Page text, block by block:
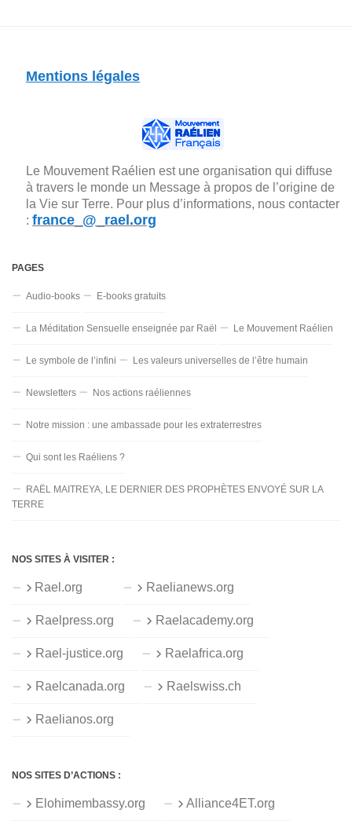
Mentions légales
Le Mouvement Raélien est une organisation qui diffuse
à travers le monde un Message à propos de l’origine de
la Vie sur Terre. Pour plus d’informations, nous contacter
: france_@_rael.org
PAGES
Audio-books E-books gratuits
La Méditation Sensuelle enseignée par Raël Le Mouvement Raélien
Le symbole de l’infini Les valeurs universelles de l’être humain
Newsletters Nos actions raéliennes
Notre mission : une ambassade pour les extraterrestres
Qui sont les Raéliens ?
RAËL MAITREYA, LE DERNIER DES PROPHÈTES ENVOYÉ SUR LA
TERRE
NOS SITES À VISITER :
Rael.org Raelianews.org
Raelpress.org Raelacademy.org
Rael-justice.org Raelafrica.org
Raelcanada.org Raelswiss.ch
Raelianos.org
NOS SITES D’ACTIONS :
Elohimembassy.org Alliance4ET.org